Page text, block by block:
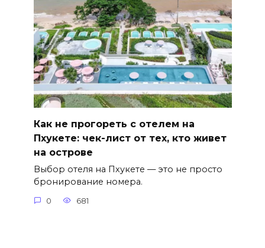
Как не прогореть с отелем на
Пхукете: чек-лист от тех, кто живет
на острове
Выбор отеля на Пхукете — это не просто
бронирование номера.
0 681